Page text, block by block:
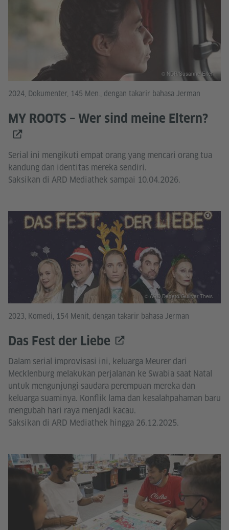
2024, Dokumenter, 145 Men., dengan takarir bahasa Jerman
MY ROOTS – Wer sind meine Eltern?
Serial ini mengikuti empat orang yang mencari orang tua
kandung dan identitas mereka sendiri.
Saksikan di ARD Mediathek sampai 10.04.2026.
© NDR/Susanne Erler
2023, Komedi, 154 Menit, dengan takarir bahasa Jerman
Das Fest der Liebe
Dalam serial improvisasi ini, keluarga Meurer dari
Mecklenburg melakukan perjalanan ke Swabia saat Natal
untuk mengunjungi saudara perempuan mereka dan
keluarga suaminya. Konflik lama dan kesalahpahaman baru
mengubah hari raya menjadi kacau.
Saksikan di ARD Mediathek hingga 26.12.2025.
© ARD Degeto/Gulliver Theis